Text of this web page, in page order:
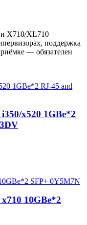
и X710/XL710
поддержка
— обязателен
x520 1GBe*2
10GBe*2